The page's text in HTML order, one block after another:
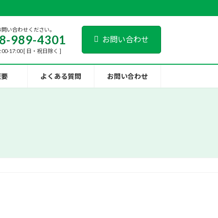
い合わせください。
989-4301
17:00 [ 日・祝日除く ]
お問い合わせ
よくある質問 お問い合わせ